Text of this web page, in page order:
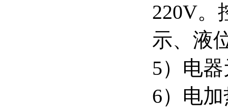
220V。
示、液
5）电
6）电